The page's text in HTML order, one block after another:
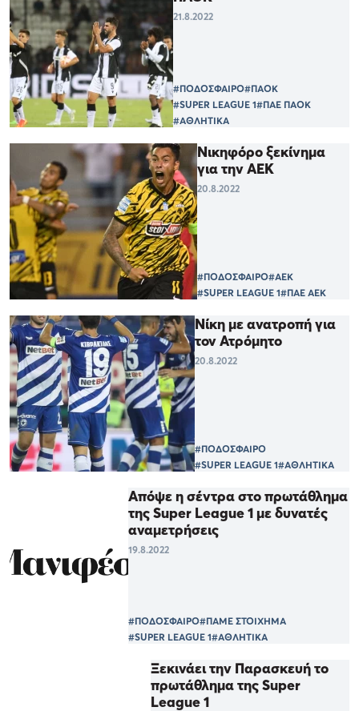
21.8.2022
#ΠΟΔΟΣΦΑΙΡΟ#ΠΑΟΚ
#SUPER LEAGUE 1#ΠΑΕ ΠΑΟΚ
#ΑΘΛΗΤΙΚΑ
Νικηφόρο ξεκίνημα
για την ΑΕΚ
20.8.2022
#ΠΟΔΟΣΦΑΙΡΟ#ΑΕΚ
#SUPER LEAGUE 1#ΠΑΕ ΑΕΚ
Νίκη με ανατροπή για
τον Ατρόμητο
20.8.2022
#ΠΟΔΟΣΦΑΙΡΟ
#SUPER LEAGUE 1#ΑΘΛΗΤΙΚΑ
Απόψε η σέντρα στο πρωτάθλημα
της Super League 1 με δυνατές
αναμετρήσεις
19.8.2022
#ΠΟΔΟΣΦΑΙΡΟ#ΠΑΜΕ ΣΤΟΙΧΗΜΑ
#SUPER LEAGUE 1#ΑΘΛΗΤΙΚΑ
Ξεκινάει την Παρασκευή το
πρωτάθλημα της Super
League 1